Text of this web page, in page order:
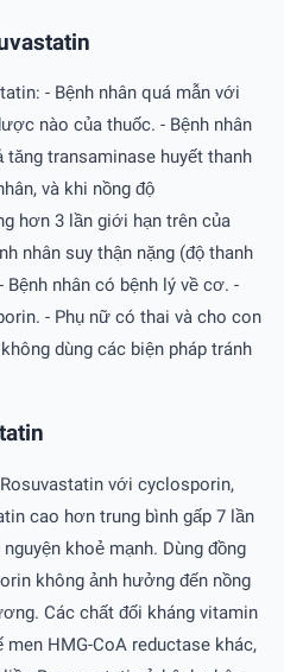
- Bệnh nhân quá mẫn với
nào của thuốc. - Bệnh nhân
transaminase huyết thanh
và khi nồng độ
hơn 3 lần giới hạn trên của
nhân suy thận nặng (độ thanh
nhân có bệnh lý về cơ. -
- Phụ nữ có thai và cho con
dùng các biện pháp tránh
với cyclosporin,
cao hơn trung bình gấp 7 lần
khoẻ mạnh. Dùng đồng
không ảnh hưởng đến nồng
Các chất đối kháng vitamin
HMG-CoA reductase khác,